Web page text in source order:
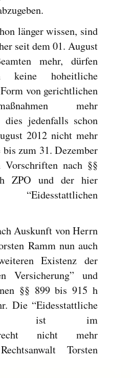
länger wissen, sind
seit dem 01. August
mehr, dürfen
keine hoheitliche
von gerichtlichen
mehr
jedenfalls schon
2012 nicht mehr
bis zum 31. Dezember
Vorschriften nach §§
ZPO und der hier
Auskunft von Herrn
Ramm nun auch
Existenz der
Versicherung” und
§§ 899 bis 915 h
Die “Eidesstattliche
ist im
nicht mehr
Torsten